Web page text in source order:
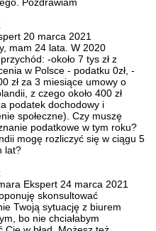
20 marca 2021
mam 24 lata. W 2020
-około 7 tys zł z
w Polsce - podatku 0zł, -
zł za 3 miesiące umowy o
z czego około 400 zł
podatek dochodowy i
społeczne). Czy muszę
podatkowe w tym roku?
mogę rozliczyć się w ciągu 5
lat?
Ekspert 24 marca 2021
skonsultować
Twoją sytuację z biurem
bo nie chciałabym